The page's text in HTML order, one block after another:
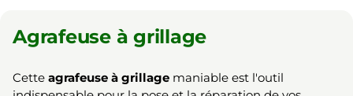
Agrafeuse à grillage
Cette agrafeuse à grillage maniable est l'outil